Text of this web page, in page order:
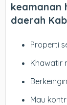
keamanan
daerah
Properti
Khawatir
Mau